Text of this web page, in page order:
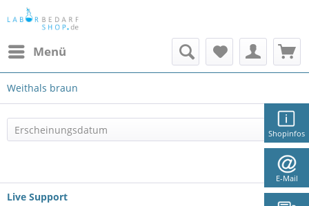
Shopinfos
E-Mail
Menü
Weithals braun
Live Support